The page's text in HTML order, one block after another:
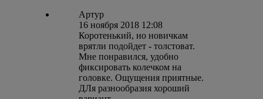
Артур
16 ноября 2018 12:08
Коротенький, но новичкам
врятли подойдет - толстоват.
Мне понравился, удобно
фиксировать колечком на
головке. Ощущения приятные.
ДЛя разнообразия хороший